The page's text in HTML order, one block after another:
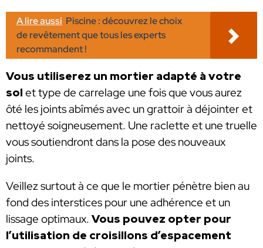
A lire aussi Piscine : découvrez le choix
de revêtement que tous les experts
recommandent !
Vous utiliserez un mortier adapté à votre
sol et type de carrelage une fois que vous aurez
ôté les joints abîmés avec un grattoir à déjointer et
nettoyé soigneusement. Une raclette et une truelle
vous soutiendront dans la pose des nouveaux
joints.
Veillez surtout à ce que le mortier pénètre bien au
fond des interstices pour une adhérence et un
lissage optimaux. Vous pouvez opter pour
l’utilisation de croisillons d’espacement